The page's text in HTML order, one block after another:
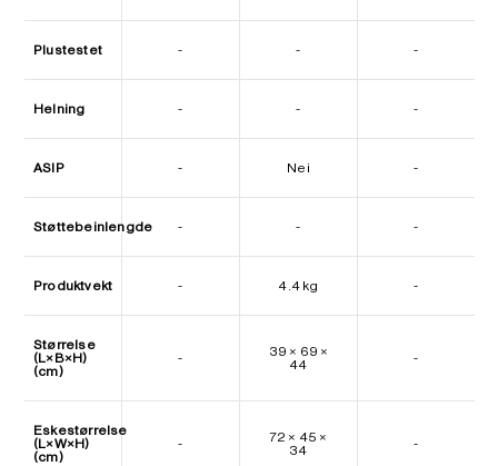
Plustestet - - -
Helning - - -
ASIP - Nei -
Støttebeinlengde - - -
Produktvekt - 4.4 kg -
Størrelse
(L×B×H)
(cm)
-
39 × 69 ×
44
-
Eskestørrelse
(L×W×H)
(cm)
-
72 × 45 ×
34
-